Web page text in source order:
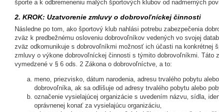
športe a k odbremeneniu malých športových klubov od nadmerných
2. KROK: Uzatvorenie zmluvy o dobrovoľníckej činnosti
Následne po tom, ako športový klub nahlási potrebu zabezpečenia
zväz k predbežnému osloveniu dobrovoľníkov vedených vo svojej
zväz odkomunikuje s dobrovoľníkmi možnosť ich účasti na konkrétnej
zmluvy o výkone dobrovoľníckej činnosti s týmito dobrovoľníkmi. Táto
vymedzené v § 6 ods. 2 Zákona o dobrovoľníctve, a to:
meno, priezvisko, dátum narodenia, adresu trvalého pobytu
dobrovoľníka, ak sa odlišuje od adresy trvalého pobytu alebo
označenie vysielajúcej organizácie s uvedením názvu, sídla,
oprávnenej konať za vysielajúcu organizáciu,